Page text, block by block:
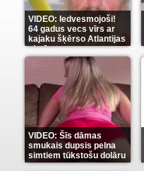
VIDEO: Iedvesmojoši!
64 gadus vecs vīrs ar
kajaku šķērso Atlantijas
okeānu(5)
VIDEO: Šīs dāmas
smukais dupsis pelna
simtiem tūkstošu dolāru
(9)